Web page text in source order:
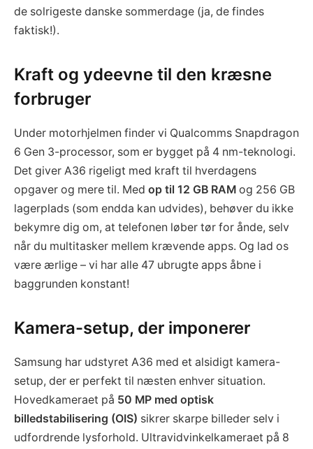
de solrigeste danske sommerdage (ja, de findes
faktisk!).
Kraft og ydeevne til den kræsne
forbruger
Under motorhjelmen finder vi Qualcomms Snapdragon
6 Gen 3-processor, som er bygget på 4 nm-teknologi.
Det giver A36 rigeligt med kraft til hverdagens
opgaver og mere til. Med op til 12 GB RAM og 256 GB
lagerplads (som endda kan udvides), behøver du ikke
bekymre dig om, at telefonen løber tør for ånde, selv
når du multitasker mellem krævende apps. Og lad os
være ærlige – vi har alle 47 ubrugte apps åbne i
baggrunden konstant!
Kamera-setup, der imponerer
Samsung har udstyret A36 med et alsidigt kamera-
setup, der er perfekt til næsten enhver situation.
Hovedkameraet på 50 MP med optisk
billedstabilisering (OIS) sikrer skarpe billeder selv i
udfordrende lysforhold. Ultravidvinkelkameraet på 8